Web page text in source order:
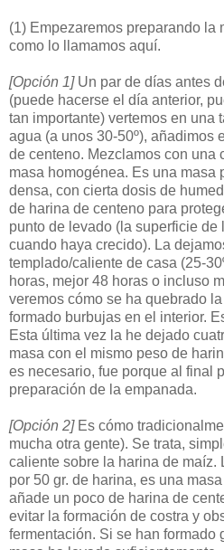
(1) Empezaremos preparando la
como lo llamamos aquí.
[Opción 1]Un par de días antes
(puede hacerse el día anterior,
tan importante) vertemos en una
agua (a unos 30-50º), añadimos
de centeno. Mezclamos con una
masa homogénea. Es una masa
densa, con cierta dosis de
de harina de centeno para
punto de levado (la superficie de
cuando haya crecido). La
templado/caliente de casa (25-
horas, mejor 48 horas o incluso
veremos cómo se ha quebrado
formado burbujas en el interior.
Esta última vez la he dejado
masa con el mismo peso de
es necesario, fue porque al final
preparación de la empanada.
[Opción 2]Es cómo
mucha otra gente). Se trata,
caliente sobre la harina de maíz.
por 50 gr. de harina, es una
añade un poco de harina de
evitar la formación de costra y
fermentación. Si se han formado